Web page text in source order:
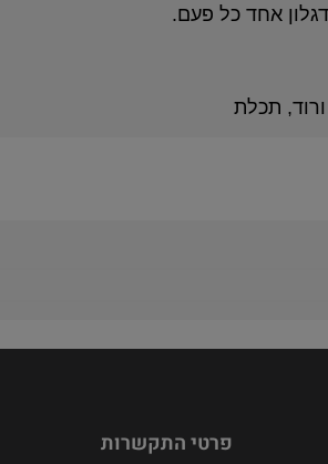
אחד כל פעם.
תכלת
פרטי התקשרות